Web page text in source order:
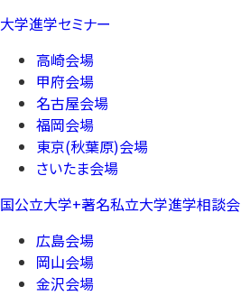
大学進学セミナー
高崎会場
甲府会場
名古屋会場
福岡会場
東京(秋葉原)会場
さいたま会場
国公立大学+著名私立大学進学相談会
広島会場
岡山会場
金沢会場